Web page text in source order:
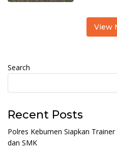
View
Search
Recent Posts
Polres Kebumen Siapkan
dan SMK